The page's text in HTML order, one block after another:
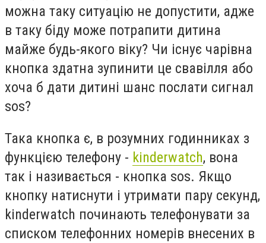
можна таку ситуацію не допустити, адже
в таку біду може потрапити дитина
майже будь-якого віку? Чи існує чарівна
кнопка здатна зупинити це свавілля або
хоча б дати дитині шанс послати сигнал
sos?
Така кнопка є, в розумних годинниках з
функцією телефону - kinderwatch, вона
так і називається - кнопка sos. Якщо
кнопку натиснути і утримати пару секунд,
kinderwatch починають телефонувати за
списком телефонних номерів внесених в